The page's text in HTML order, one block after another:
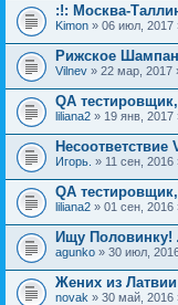
:!: Москва-
Kimon » 06 июл,
Рижское
Vilnev » 22 мар, 2017
QA
liliana2 » 19 янв,
Несоответствие
Игорь. » 11 сен,
QA
liliana2 » 01 сен,
Ищу Половинку!
agunko » 30 июл,
Жених из Латвии
novak » 30 май,